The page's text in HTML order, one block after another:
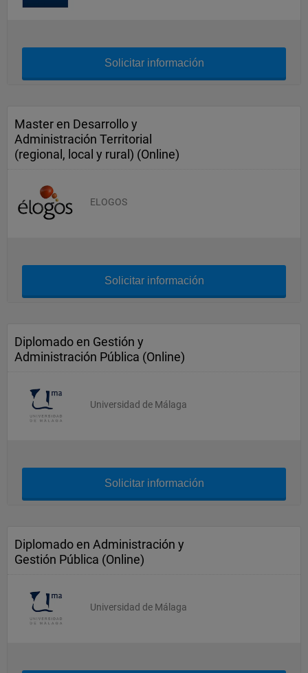
Solicitar información
Master en Desarrollo y
Administración Territorial
(regional, local y rural) (Online)
ELOGOS
Solicitar información
Diplomado en Gestión y
Administración Pública (Online)
Universidad de Málaga
Solicitar información
Diplomado en Administración y
Gestión Pública (Online)
Universidad de Málaga